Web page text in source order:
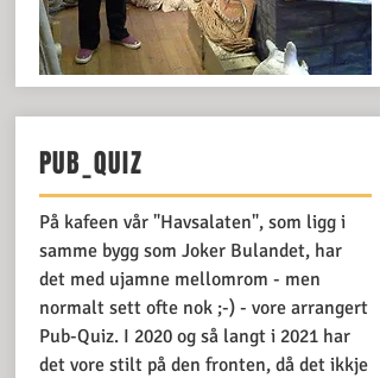
PUB_QUIZ
På kafeen vår "Havsalaten", som ligg i
samme bygg som Joker Bulandet, har
det med ujamne mellomrom - men
normalt sett ofte nok ;-) - vore arrangert
Pub-Quiz. I 2020 og så langt i 2021 har
det vore stilt på den fronten, då det ikkje